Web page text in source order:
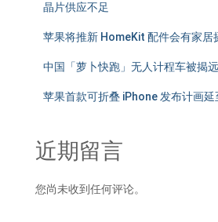
晶片供应不足
苹果将推新 HomeKit 配件会有家居
中国「萝卜快跑」无人计程车被揭
苹果首款可折叠 iPhone 发布计画延
近期留言
您尚未收到任何评论。